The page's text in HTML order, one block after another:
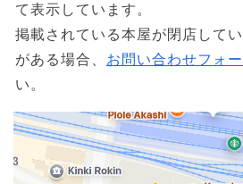
て表示しています。
掲載されている本屋が閉店して
がある場合、 お問い合わせフォ
い。